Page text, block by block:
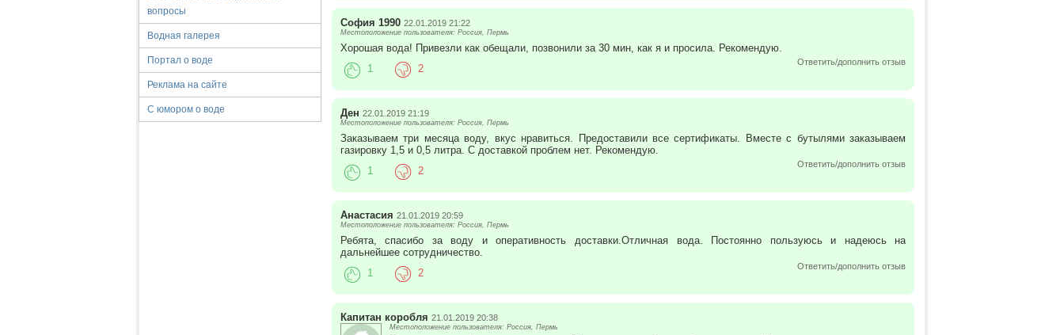
вопросы
Водная галерея
Портал о воде
Реклама на сайте
С юмором о воде
София 1990 22.01.2019 21:22
Местоположение пользователя: Россия, Пермь
Хорошая вода! Привезли как обещали, позвонили за 30 мин, как я и просила. Рекомендую.
Ответить/дополнить отзыв
1 2
Ден 22.01.2019 21:19
Местоположение пользователя: Россия, Пермь
Заказываем три месяца воду, вкус нравиться. Предоставили все сертификаты. Вместе с бутылями заказываем
газировку 1,5 и 0,5 литра. С доставкой проблем нет. Рекомендую.
Ответить/дополнить отзыв
1 2
Анастасия 21.01.2019 20:59
Местоположение пользователя: Россия, Пермь
Ребята, спасибо за воду и оперативность доставки.Отличная вода. Постоянно пользуюсь и надеюсь на
дальнейшее сотрудничество.
Ответить/дополнить отзыв
1 2
Капитан коробля 21.01.2019 20:38
Местоположение пользователя: Россия, Пермь